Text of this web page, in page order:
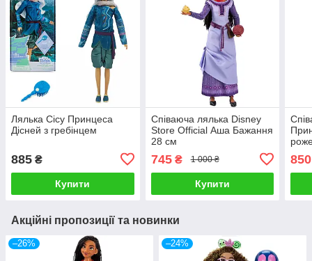
Лялька Сісу Принцеса
Дісней з гребінцем
885 ₴
Купити
Співаюча лялька Disney
Store Official Аша Бажання
28 см
745₴ 1 000 ₴
Купити
850
Акційні пропозиції та новинки
–26% –24%